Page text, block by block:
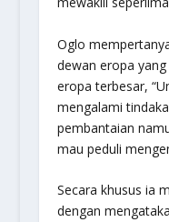
Oglo
dewan eropa
eropa terbesar,
mengalami
pembantaian
mau peduli
Secara khusus ia
dengan